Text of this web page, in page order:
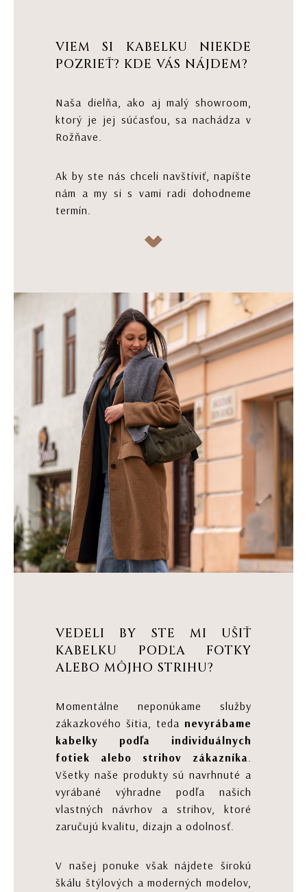
VIEM SI KABELKU NIEKDE
POZRIEŤ? KDE VÁS NÁJDEM?
Naša dielňa, ako aj malý showroom,
ktorý je jej súćasťou, sa nachádza v
Rožňave.
Ak by ste nás chceli navštíviť, napíšte
nám a my si s vami radi dohodneme
termín.
VEDELI BY STE MI UŠIŤ
KABELKU PODĽA FOTKY
ALEBO MÔJHO STRIHU?
Momentálne neponúkame služby
zákazkového šitia, teda nevyrábame
kabelky podľa individuálnych
fotiek alebo strihov zákazníka.
Všetky naše produkty sú navrhnuté a
vyrábané výhradne podľa našich
vlastných návrhov a strihov, ktoré
zaručujú kvalitu, dizajn a odolnosť.
V našej ponuke však nájdete širokú
škálu štýlových a moderných modelov,